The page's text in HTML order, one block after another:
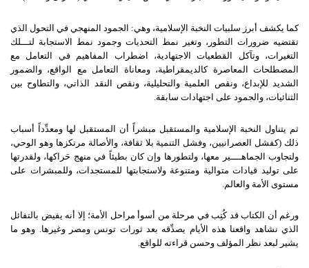
كما يكشف أبرز سلبيات النخبة الإسلامية، وهي: الجمود المنهجي في التحول الذي
تقتضيه ضرورات التطور، وتغير نمط التحديات وجمود نمط الاستجابة لتـــلك
التغيرات، وتآكل القطعيات الاجتهادية، اضطراب المفاهيم في التعامل مع
المصطلحات المعاصرة كالديمقراطية، ومعاناة التعامل مع الواقع، والضمور
الشديد للإبداع، ونقص العلمية والتحليلية، ونقص النقد الذاتي، والتطاوح بين
الثنائيات، والجمود على اجتهادات سابقة.
ثم يتناول النخبة الإسلامية والمستقبل مبشراً أن المستقبل لها ومعدِّداً أسباب
ذلك (كفشل العصرانيين، وفشل التنمية بلا ثقافة، والأصالة مرتكزها وهو الوحي،
ولتجاوب الجماهــــير معها، ولتطورها وإن كان بطيئاً في منهج حَراكها، ولقدرتها
على توليد قيادات متوالية ومتنوعة ولاستجابتها للمستجدات، وللمبشرات على
مستوى الأمة والعالم.
ورغم أن الكتاب قد كُتِب في مرحلة من أسوأ مراحل الأمة؛ إلا أنه يفيض بالتفائل
الذي نشاهد واقعنا هذه الأيام يصدِّقه بعد ثورات تونس ومصر وغيرها. وهو ما
يشير لبعد نظر المؤلف وحسن قراءته للواقع.